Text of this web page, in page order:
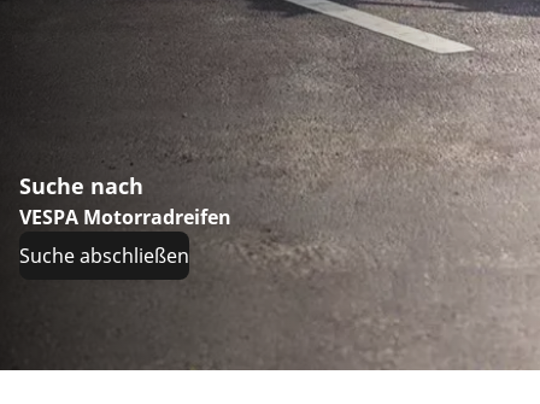
Suche nach
VESPA Motorradreifen
Suche abschließen